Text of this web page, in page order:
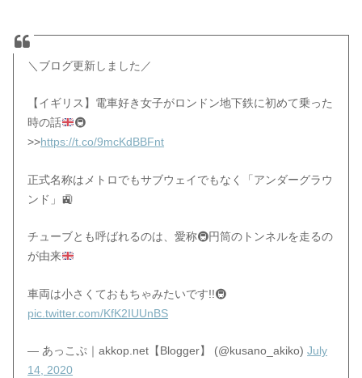
＼ブログ更新しました／
【イギリス】電車好き女子がロンドン地下鉄に初めて乗った
時の話
🚇
>>https://t.co/9mcKdBBFnt
正式名称はメトロでもサブウェイでもなく「アンダーグラウ
ンド」🚉
チューブとも呼ばれるのは、愛称🚇円筒のトンネルを走るの
が由来
車両は小さくておもちゃみたいです!!🚇
pic.twitter.com/KfK2IUUnBS
— あっこぷ｜akkop.net【Blogger】 (@kusano_akiko)July
14, 2020